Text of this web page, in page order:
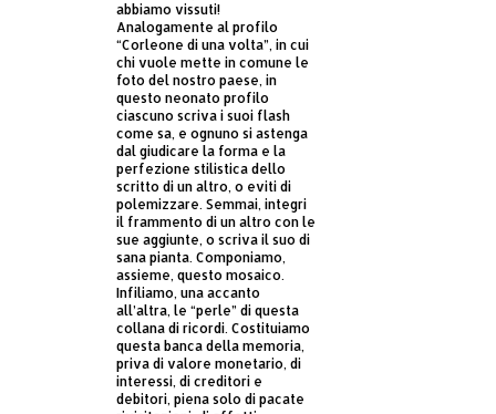
abbiamo vissuti!
Analogamente al profilo
“Corleone di una volta”, in cui
chi vuole mette in comune le
foto del nostro paese, in
questo neonato profilo
ciascuno scriva i suoi flash
come sa, e ognuno si astenga
dal giudicare la forma e la
perfezione stilistica dello
scritto di un altro, o eviti di
polemizzare. Semmai, integri
il frammento di un altro con le
sue aggiunte, o scriva il suo di
sana pianta. Componiamo,
assieme, questo mosaico.
Infiliamo, una accanto
all’altra, le “perle” di questa
collana di ricordi. Costituiamo
questa banca della memoria,
priva di valore monetario, di
interessi, di creditori e
debitori, piena solo di pacate